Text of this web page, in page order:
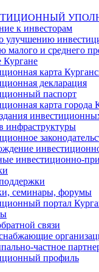
к инвесторам
улучшению
малого и среднего
Кургане
карта
декларация
паспорт
карта города
инфраструктуры
инвестиционно-
семинары, форумы
портал
связи
частное
профиль